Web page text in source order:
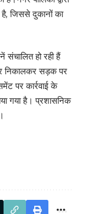
है, जिससे दुकानों का
हो रही हैं
निकालकर सड़क पर
पर कार्रवाई के
गया है। प्रशासनिक